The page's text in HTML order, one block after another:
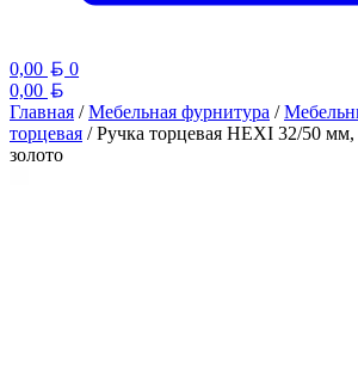
0,00 Белорусский рубль
0
0,00
Главная /Мебельная фурнитура /
торцевая / Ручка торцевая HEXI 32/50
золото